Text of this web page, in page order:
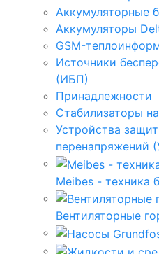
Аккумуляторные
Аккумуляторы
GSM-
Источники
(ИБП)
Принадлежности
Стабилизаторы
Устройства
перенапряжений
Meibes - техника
Вентиляторные